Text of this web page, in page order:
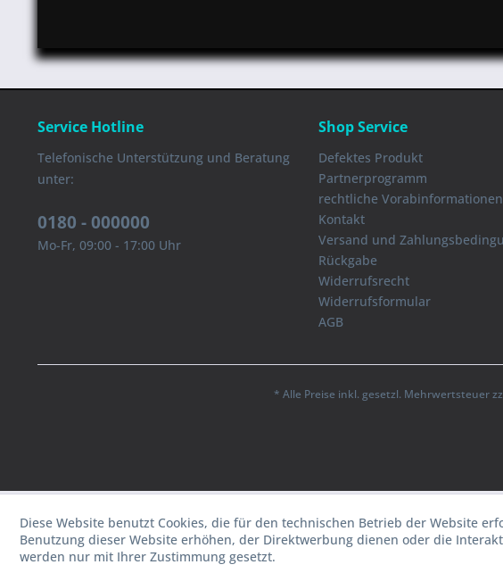
Service Hotline
Telefonische Unterstützung und Beratung
unter:
0180 - 000000
Mo-Fr, 09:00 - 17:00 Uhr
Shop Service
Defektes Produkt
Partnerprogramm
rechtliche Vorabinformationen
Kontakt
Versand und
Rückgabe
Widerrufsrecht
Widerrufsformular
AGB
* Alle Preise inkl. gesetzl. Mehrwertsteuer
Diese Website benutzt Cookies, die für den technischen Betrieb der Website
Benutzung dieser Website erhöhen, der Direktwerbung dienen oder die
werden nur mit Ihrer Zustimmung gesetzt.